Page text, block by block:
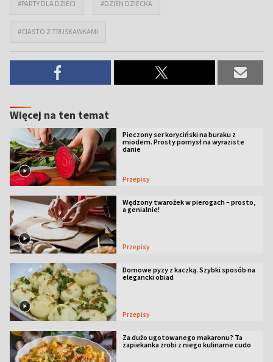
#PARTY DLA DZIECI #DZIEN DZIECKA
#CIASTO Z TRUSKAWKAMI
Więcej na ten temat
Pieczony ser koryciński na buraku z
miodem. Prosty pomysł na wyraziste
danie
Przepisy
Wędzony twarożek w pierogach – prosto,
a genialnie!
Przepisy
Domowe pyzy z kaczką. Szybki sposób na
elegancki obiad
Przepisy
Za dużo ugotowanego makaronu? Ta
zapiekanka zrobi z niego kulinarne cudo